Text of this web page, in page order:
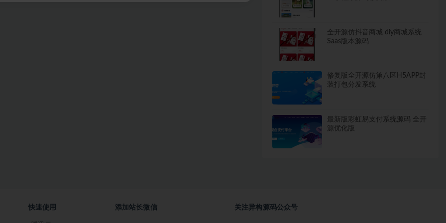
全开源仿抖音商城 diy商城系统
Saas版本源码
修复版全开源仿第八区H5APP封
装打包分发系统
最新版彩虹易支付系统源码 全开
源优化版
快速使用 添加站长微信 关注异构源码公众号